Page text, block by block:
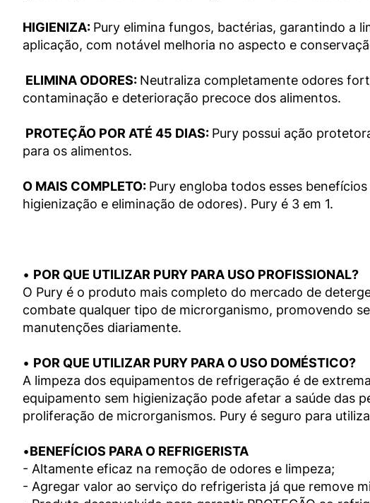
HIGIENIZA: Pury elimina fungos, bactérias, garantindo a
aplicação, com notável melhoria no aspecto e
ELIMINA ODORES: Neutraliza completamente odores
contaminação e deterioração precoce dos alimentos.
PROTEÇÃO POR ATÉ 45 DIAS: Pury possui ação
para os alimentos.
O MAIS COMPLETO: Pury engloba todos esses
higienização e eliminação de odores). Pury é 3 em 1.
• POR QUE UTILIZAR PURY PARA USO PROFISSIONAL?
O Pury é o produto mais completo do mercado de
combate qualquer tipo de microrganismo, promovendo
manutenções diariamente.
• POR QUE UTILIZAR PURY PARA O USO DOMÉSTICO?
A limpeza dos equipamentos de refrigeração é de
equipamento sem higienização pode afetar a saúde das
proliferação de microrganismos. Pury é seguro para
•BENEFÍCIOS PARA O REFRIGERISTA
- Altamente eficaz na remoção de odores e limpeza;
- Agregar valor ao serviço do refrigerista já que remove